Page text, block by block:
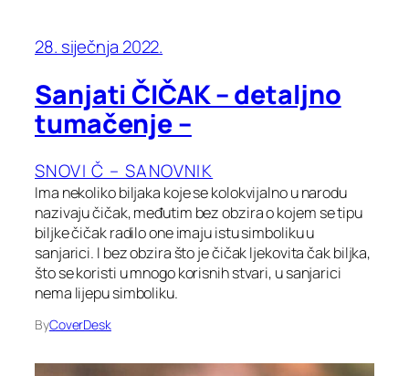
28. siječnja 2022.
Sanjati ČIČAK – detaljno
tumačenje –
SNOVI Č – SANOVNIK
Ima nekoliko biljaka koje se kolokvijalno u narodu
nazivaju čičak, međutim bez obzira o kojem se tipu
biljke čičak radilo one imaju istu simboliku u
sanjarici. I bez obzira što je čičak ljekovita čak biljka,
što se koristi u mnogo korisnih stvari, u sanjarici
nema lijepu simboliku.
ByCoverDesk